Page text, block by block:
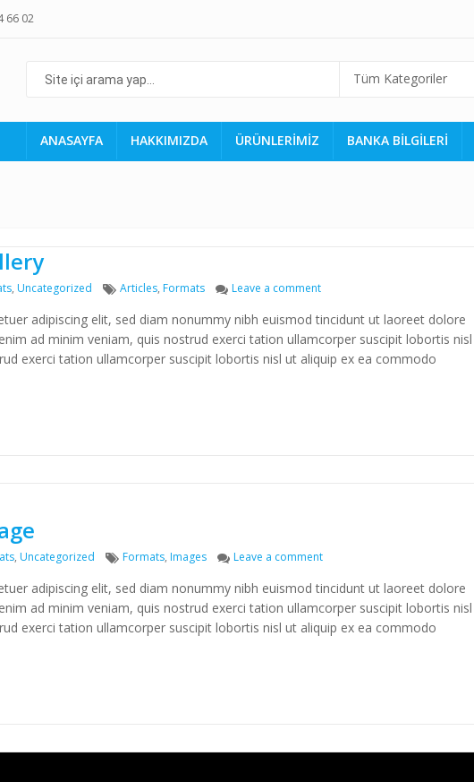
66 02
Tüm Kategoriler
ANASAYFA HAKKIMIZDA ÜRÜNLERİMİZ BANKA BİLGİLERİ
, Uncategorized Tags
Articles, Formats Leave a commenton Post Format: Gallery
adipiscing elit, sed diam nonummy nibh euismod tincidunt ut laoreet dolore
ad minim veniam, quis nostrud exerci tation ullamcorper suscipit lobortis
exerci tation ullamcorper suscipit lobortis nisl ut aliquip ex ea commodo
, Uncategorized Tags
Formats, Images Leave a commenton Post Format: Image
adipiscing elit, sed diam nonummy nibh euismod tincidunt ut laoreet dolore
ad minim veniam, quis nostrud exerci tation ullamcorper suscipit lobortis
exerci tation ullamcorper suscipit lobortis nisl ut aliquip ex ea commodo